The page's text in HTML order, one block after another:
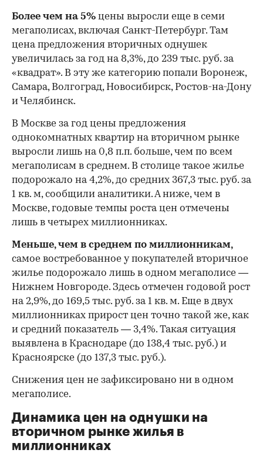
Более чем на 5% цены выросли еще в семи
мегаполисах, включая Санкт-Петербург. Там
цена предложения вторичных однушек
увеличилась за год на 8,3%, до 239 тыс. руб. за
«квадрат». В эту же категорию попали Воронеж,
Самара, Волгоград, Новосибирск, Ростов-на-Дону
и Челябинск.
В Москве за год цены предложения
однокомнатных квартир на вторичном рынке
выросли лишь на 0,8 п.п. больше, чем по всем
мегаполисам в среднем. В столице такое жилье
подорожало на 4,2%, до средних 367,3 тыс. руб. за
1 кв. м, сообщили аналитики. А ниже, чем в
Москве, годовые темпы роста цен отмечены
лишь в четырех миллионниках.
Меньше, чем в среднем по миллионникам,
самое востребованное у покупателей вторичное
жилье подорожало лишь в одном мегаполисе —
Нижнем Новгороде. Здесь отмечен годовой рост
на 2,9%, до 169,5 тыс. руб. за 1 кв. м. Еще в двух
миллионниках прирост цен точно такой же, как
и средний показатель — 3,4%. Такая ситуация
выявлена в Краснодаре (до 138,4 тыс. руб.) и
Красноярске (до 137,3 тыс. руб.).
Снижения цен не зафиксировано ни в одном
мегаполисе.
Динамика цен на однушки на
вторичном рынке жилья в
миллионниках